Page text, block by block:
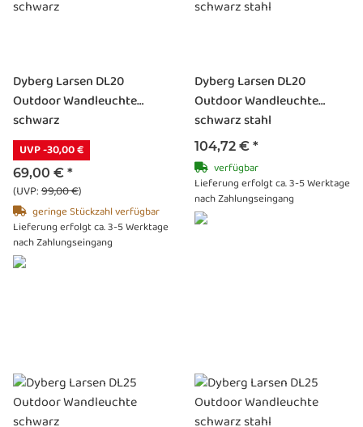
Dyberg Larsen DL20
Outdoor Wandleuchte
schwarz
UVP -30,00 €
69,00 € *
(UVP:99,00 €)
geringe Stückzahl verfügbar
Lieferung erfolgt ca. 3-5 Werktage
nach Zahlungseingang
Dyberg Larsen DL20
Outdoor Wandleuchte
schwarz stahl
104,72 € *
verfügbar
Lieferung erfolgt ca. 3-5 Werktage
nach Zahlungseingang